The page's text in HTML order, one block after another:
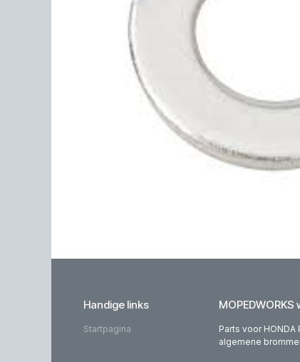
Handige links
Startpagina
Parts voor HONDA
algemene